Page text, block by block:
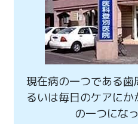
現在病の一つである
るいは毎日のケアに
の一つにな